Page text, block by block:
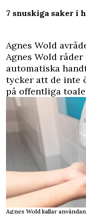
7 snuskiga saker i
Agnes Wold
Agnes Wold
automatiska
tycker att de inte
på offentliga
Agnes Wold kallar